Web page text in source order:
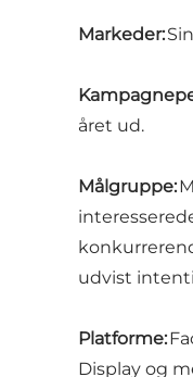
Markeder:
året ud.
Målgruppe:
udvist
Platforme:
Display og